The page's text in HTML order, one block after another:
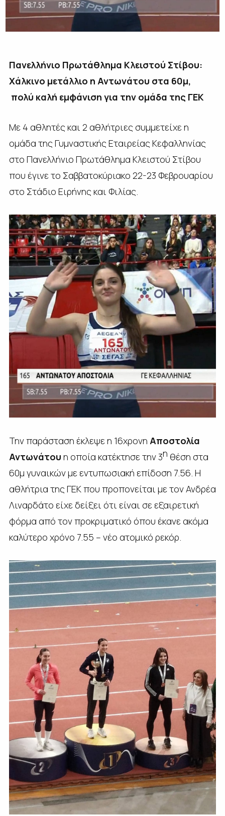
Πανελλήνιο Πρωτάθλημα Κλειστού Στίβου:
Χάλκινο μετάλλιο η Αντωνάτου στα 60μ,
πολύ καλή εμφάνιση για την ομάδα της ΓΕΚ
Με 4 αθλητές και 2 αθλήτριες συμμετείχε η
ομάδα της Γυμναστικής Εταιρείας Κεφαλληνίας
στο Πανελλήνιο Πρωτάθλημα Κλειστού Στίβου
που έγινε το Σαββατοκύριακο 22-23 Φεβρουαρίου
στο Στάδιο Ειρήνης και Φιλίας.
Την παράσταση έκλεψε η 16χρονη Αποστολία
Αντωνάτου η οποία κατέκτησε την 3η θέση στα
60μ γυναικών με εντυπωσιακή επίδοση 7.56. Η
αθλήτρια της ΓΕΚ που προπονείται με τον Ανδρέα
Λιναρδάτο είχε δείξει ότι είναι σε εξαιρετική
φόρμα από τον προκριματικό όπου έκανε ακόμα
καλύτερο χρόνο 7.55 – νέο ατομικό ρεκόρ.